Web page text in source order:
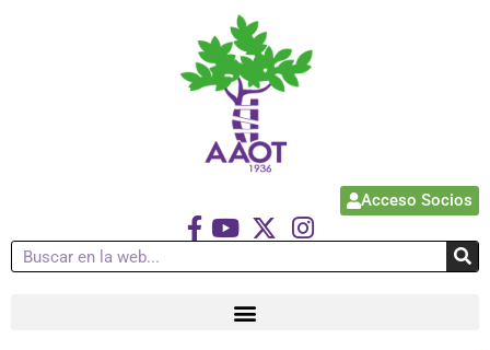
Acceso Socios